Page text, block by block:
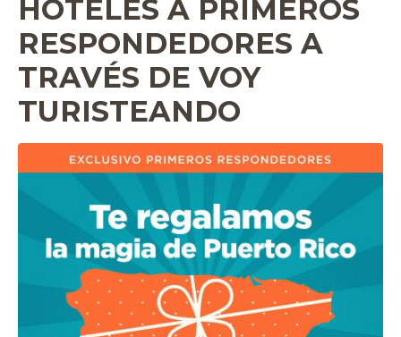
HOTELES A PRIMEROS
RESPONDEDORES A
TRAVÉS DE VOY
TURISTEANDO